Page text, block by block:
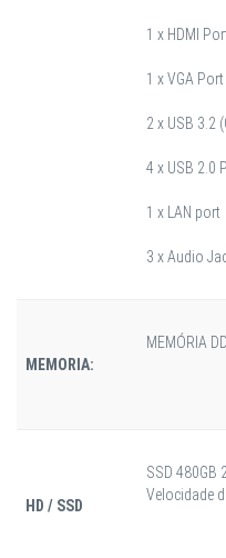
1 x HDMI
1 x VGA Port
2 x USB 3.2
4 x USB 2.0
1 x LAN port
3 x Audio
MEMORIA:
MEMÓRIA
HD / SSD
SSD 480GB
Velocidade